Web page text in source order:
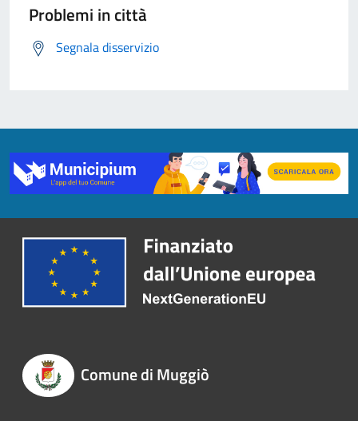
Problemi in città
Segnala disservizio
Comune di Muggiò